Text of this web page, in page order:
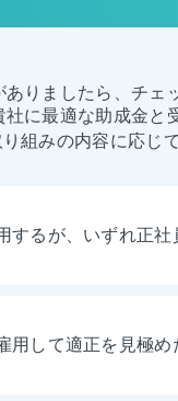
りましたら、チェ
に最適な助成金
組みの内容に応じ
するが、いずれ正社
用して適正を見極め